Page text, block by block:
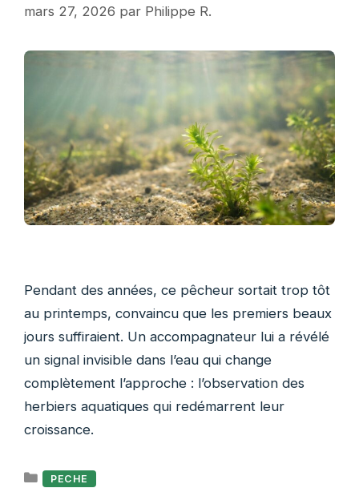
mars 27, 2026 par Philippe R.
Pendant des années, ce pêcheur sortait trop tôt
au printemps, convaincu que les premiers beaux
jours suffiraient. Un accompagnateur lui a révélé
un signal invisible dans l’eau qui change
complètement l’approche : l’observation des
herbiers aquatiques qui redémarrent leur
croissance.
Catégories
PECHE